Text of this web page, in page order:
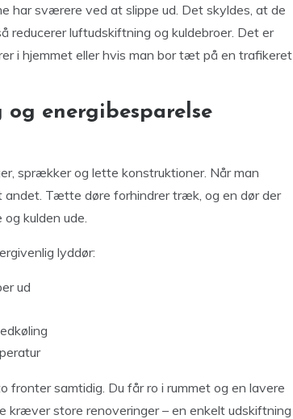
har sværere ved at slippe ud. Det skyldes, at de
luftudskiftning og kuldebroer. Det er
i hjemmet eller hvis man bor tæt på en trafikeret
energibesparelse
sprækker og lette konstruktioner. Når man
Tætte døre forhindrer træk, og en dør der
kulden ude.
lyddør:
ud
fronter samtidig. Du får ro i rummet og en lavere
kræver store renoveringer – en enkelt udskiftning